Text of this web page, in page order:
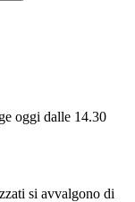
oggi dalle 14.30
si avvalgono di